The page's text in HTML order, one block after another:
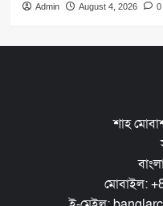
Admin August 4, 2026 0
শাহ
মোবাইল: